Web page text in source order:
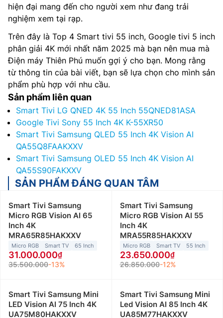
hiện đại mang đến cho người xem như đang trải
nghiệm xem tại rạp.
Trên đây là Top 4 Smart tivi 55 inch, Google tivi 5 inch
phân giải 4K mới nhất năm 2025 mà bạn nên mua mà
Điện máy Thiên Phú muốn gợi ý cho bạn. Mong rằng
từ thông tin của bài viết, bạn sẽ lựa chọn cho mình sản
phẩm phù hợp với nhu cầu.
Sản phẩm liên quan
Smart Tivi LG QNED 4K 55 Inch 55QNED81ASA
Google Tivi Sony 55 Inch 4K K-55XR50
Smart Tivi Samsung QLED 55 Inch 4K Vision AI
QA55Q8FAAKXXV
Smart Tivi Samsung OLED 55 Inch 4K Vision AI
QA55S90FAKXXV
SẢN PHẨM ĐÁNG QUAN TÂM
Smart Tivi Samsung
Micro RGB Vision AI 65
Inch 4K
MRA65R85HAKXXV
Micro RGB Smart TV 65 Inch
31.000.000
35.500.000-13%
Smart Tivi Samsung
Micro RGB Vision AI 55
Inch 4K
MRA55R85HAKXXV
Micro RGB Smart TV 55 Inch
23.650.000
26.850.000-12%
Smart Tivi Samsung Mini
LED Vision AI 75 Inch 4K
UA75M80HAKXXV
Smart Tivi Samsung Mini
Led Vision AI 85 Inch 4K
UA85M77HAKXXV